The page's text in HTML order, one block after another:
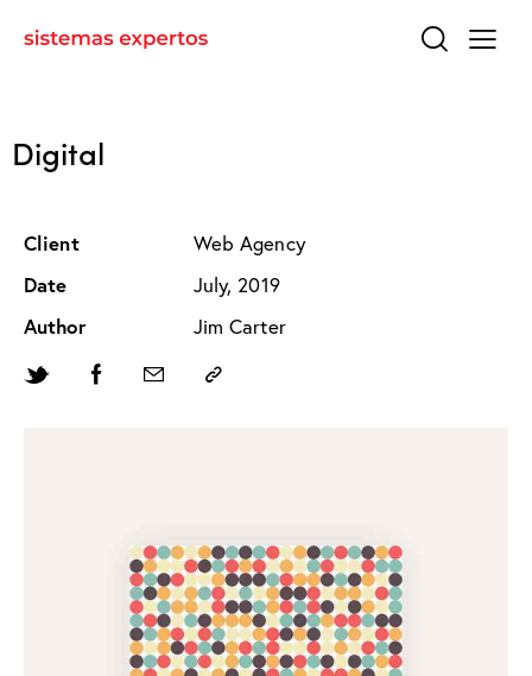
Digital
Client
Web Agency
Date
July, 2019
Author
Jim Carter